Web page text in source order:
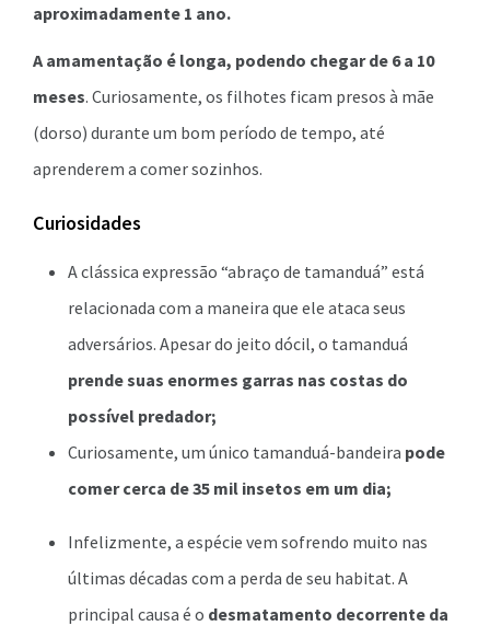
aproximadamente 1 ano.
A amamentação é longa, podendo chegar de 6 a 10
meses. Curiosamente, os filhotes ficam presos à mãe
(dorso) durante um bom período de tempo, até
aprenderem a comer sozinhos.
Curiosidades
A clássica expressão “abraço de tamanduá” está
relacionada com a maneira que ele ataca seus
adversários. Apesar do jeito dócil, o tamanduá
prende suas enormes garras nas costas do
possível predador;
Curiosamente, um único tamanduá-bandeira pode
comer cerca de 35 mil insetos em um dia;
Infelizmente, a espécie vem sofrendo muito nas
últimas décadas com a perda de seu habitat. A
principal causa é o desmatamento decorrente da